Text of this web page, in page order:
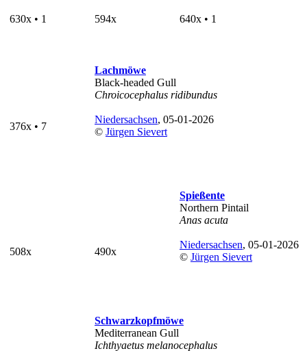
630x • 1 594x 640x • 1
376x • 7
Lachmöwe
Black-headed Gull
Chroicocephalus ridibundus
Niedersachsen, 05-01-2026
© Jürgen Sievert
508x 490x
Spießente
Northern Pintail
Anas acuta
Niedersachsen, 05-01-2026
© Jürgen Sievert
Schwarzkopfmöwe
Mediterranean Gull
Ichthyaetus melanocephalus